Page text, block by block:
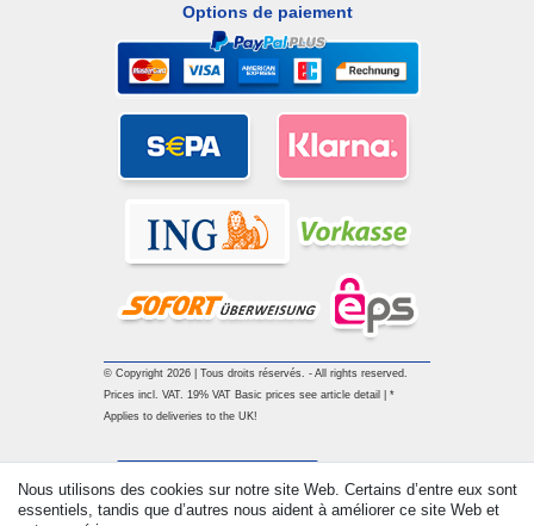
Options de paiement
© Copyright 2026 | Tous droits réservés. - All rights reserved.
Prices incl. VAT. 19% VAT Basic prices see article detail | *
Applies to deliveries to the UK!
Nous utilisons des cookies sur notre site Web. Certains d’entre eux sont
essentiels, tandis que d’autres nous aident à améliorer ce site Web et
Rétracter le contrat ici Contact